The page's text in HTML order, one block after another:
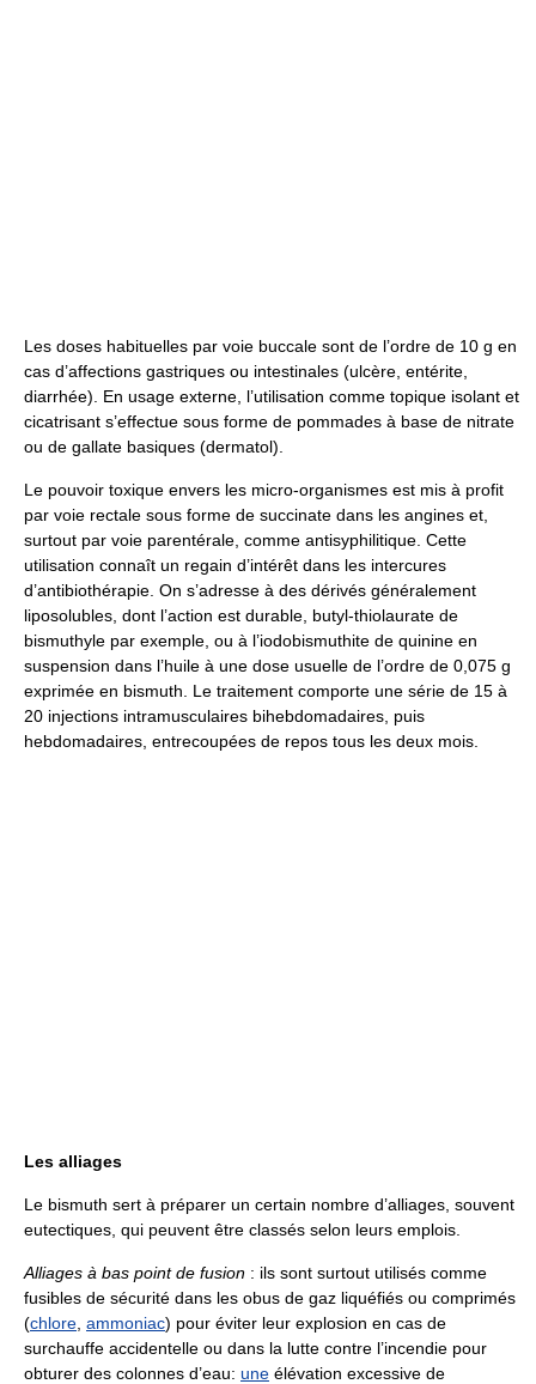
Les doses habituelles par voie buccale sont de l’ordre de 10 g en
cas d’affections gastriques ou intestinales (ulcère, entérite,
diarrhée). En usage externe, l’utilisation comme topique isolant et
cicatrisant s’effectue sous forme de pommades à base de nitrate
ou de gallate basiques (dermatol).
Le pouvoir toxique envers les micro-organismes est mis à profit
par voie rectale sous forme de succinate dans les angines et,
surtout par voie parentérale, comme antisyphilitique. Cette
utilisation connaît un regain d’intérêt dans les intercures
d’antibiothérapie. On s’adresse à des dérivés généralement
liposolubles, dont l’action est durable, butyl-thiolaurate de
bismuthyle par exemple, ou à l’iodobismuthite de quinine en
suspension dans l’huile à une dose usuelle de l’ordre de 0,075 g
exprimée en bismuth. Le traitement comporte une série de 15 à
20 injections intramusculaires bihebdomadaires, puis
hebdomadaires, entrecoupées de repos tous les deux mois.
Les alliages
Le bismuth sert à préparer un certain nombre d’alliages, souvent
eutectiques, qui peuvent être classés selon leurs emplois.
Alliages à bas point de fusion : ils sont surtout utilisés comme
fusibles de sécurité dans les obus de gaz liquéfiés ou comprimés
(chlore, ammoniac) pour éviter leur explosion en cas de
surchauffe accidentelle ou dans la lutte contre l’incendie pour
obturer des colonnes d’eau: une élévation excessive de